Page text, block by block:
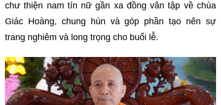
chư thiện nam tín nữ gần xa đồng vân tập về chùa
Giác Hoàng, chung hùn và góp phần tạo nên sự
trang nghiêm và long trọng cho buổi lễ.